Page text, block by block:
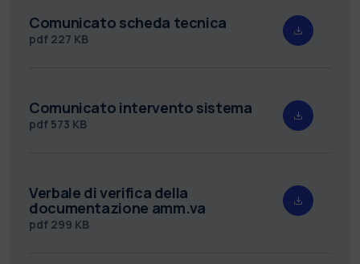
Comunicato scheda tecnica
pdf 227 KB
Comunicato intervento sistema
pdf 573 KB
Verbale di verifica della
documentazione amm.va
pdf 299 KB